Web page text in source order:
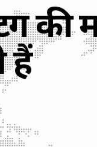
की
हैं